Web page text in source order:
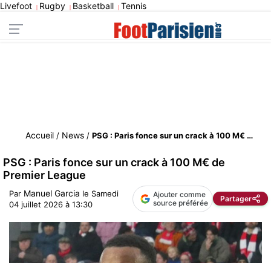
Livefoot | Rugby | Basketball | Tennis
Accueil / News / PSG : Paris fonce sur un crack à 100 M€ de Premier League
PSG : Paris fonce sur un crack à 100 M€ de
Premier League
Par Manuel Garcia le Samedi
04 juillet 2026 à 13:30
Ajouter comme
source préférée
Partager